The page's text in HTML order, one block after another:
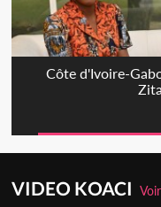
Côte d'Ivoire-
VIDEO KOACI